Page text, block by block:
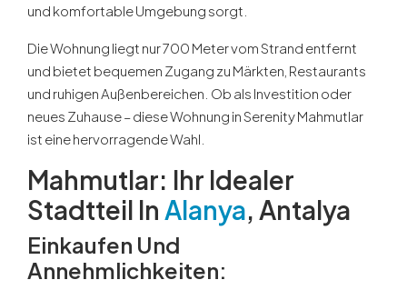
und komfortable Umgebung sorgt.
Die Wohnung liegt nur 700 Meter vom Strand entfernt
und bietet bequemen Zugang zu Märkten, Restaurants
und ruhigen Außenbereichen. Ob als Investition oder
neues Zuhause – diese Wohnung in Serenity Mahmutlar
ist eine hervorragende Wahl.
Mahmutlar: Ihr Idealer
Stadtteil In Alanya, Antalya
Einkaufen Und
Annehmlichkeiten: